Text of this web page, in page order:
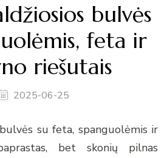
bulvės
feta ir
riešutais
2025-06-25
su feta, spanguolėmis ir
bet skonių pilnas